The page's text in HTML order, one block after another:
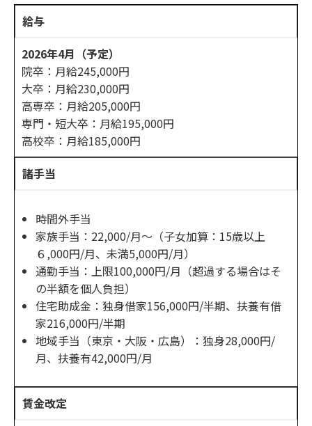
給与
2026年4月（予定）
院卒：月給245,000円
大卒：月給230,000円
高専卒：月給205,000円
専門・短大卒：月給195,000円
高校卒：月給185,000円
諸手当
時間外手当
家族手当：22,000/月～（子女加算：15歳以上
６,000円/月、未満5,000円/月）
通勤手当：上限100,000円/月（超過する場合はそ
の半額を個人負担）
住宅助成金：独身借家156,000円/半期、扶養有借
家216,000円/半期
地域手当（東京・大阪・広島）：独身28,000円/
月、扶養有42,000円/月
賃金改定